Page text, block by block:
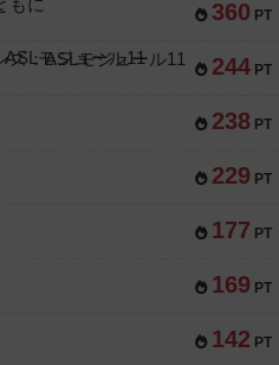
360 PT
もに
244 PT
ズ：ASLモジュール11
238 PT
229 PT
177 PT
169 PT
142 PT